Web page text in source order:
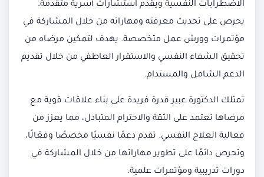
الاضطرابات النفسية ويقدم استشارات أسرية متقدمة.
يحرص على تحديث معرفته ومهاراته من خلال المشاركة في
مؤتمرات وورش عمل متخصصة. يهدف لتمكين مرضاه من
تحقيق الشفاء النفسي والاستقرار العاطفي من خلال تقديم
الدعم الشامل والمستدام.
تمتلك الدكتورة عبير قدرة فريدة على بناء علاقات قوية مع
مرضاها تعتمد على الثقة والاحترام المتبادل، مما يعزز من
فعالية العلاج النفسي. تقدم دعمًا نفسيًا مخصصًا وفعّالًا،
وتحرص دائمًا على تطوير مهاراتها من خلال المشاركة في
دورات تدريبية ومؤتمرات علمية.